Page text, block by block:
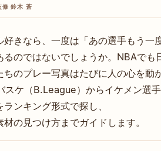
修 鈴木 蒼
好きなら、一度は「あの選手もう一
るのではないでしょうか。NBAでも
ちのプレー写真はたびに人の心を動
スケ（B.League）からイケメン選
ンキング形式で探し、
の見つけ方までガイドします。